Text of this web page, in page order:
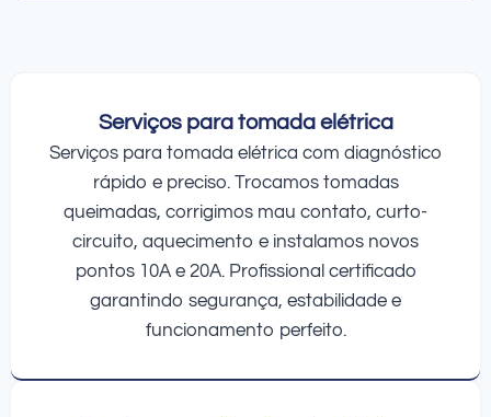
Serviços para tomada elétrica
Serviços para tomada elétrica com diagnóstico
rápido e preciso. Trocamos tomadas
queimadas, corrigimos mau contato, curto-
circuito, aquecimento e instalamos novos
pontos 10A e 20A. Profissional certificado
garantindo segurança, estabilidade e
funcionamento perfeito.